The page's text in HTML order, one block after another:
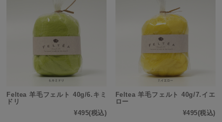
Feltea 羊毛フェルト 40g/6.キミ
ドリ
¥495(税込)
Feltea 羊毛フェルト 40g/7.イエ
ロー
¥495(税込)